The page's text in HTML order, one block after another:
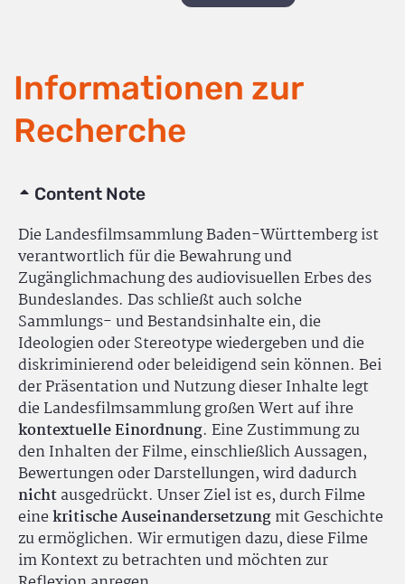
Informationen zur
Recherche
Content Note
Die Landesfilmsammlung Baden-Württemberg ist
verantwortlich für die Bewahrung und
Zugänglichmachung des audiovisuellen Erbes des
Bundeslandes. Das schließt auch solche
Sammlungs- und Bestandsinhalte ein, die
Ideologien oder Stereotype wiedergeben und die
diskriminierend oder beleidigend sein können. Bei
der Präsentation und Nutzung dieser Inhalte legt
die Landesfilmsammlung großen Wert auf ihre
kontextuelle Einordnung. Eine Zustimmung zu
den Inhalten der Filme, einschließlich Aussagen,
Bewertungen oder Darstellungen, wird dadurch
nichtausgedrückt. Unser Ziel ist es, durch Filme
einekritische Auseinandersetzungmit Geschichte
zu ermöglichen. Wir ermutigen dazu, diese Filme
im Kontext zu betrachten und möchten zur